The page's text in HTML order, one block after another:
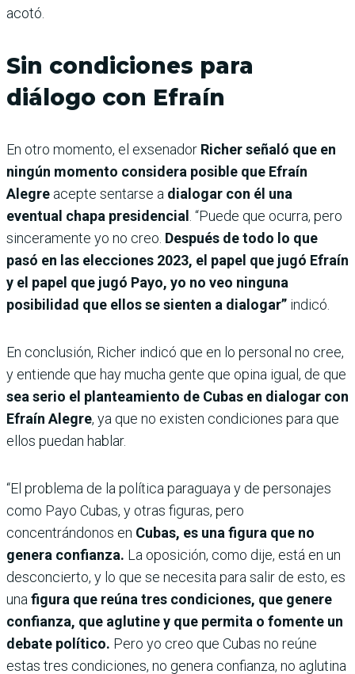
acotó.
Sin condiciones para
diálogo con Efraín
En otro momento, el exsenador Richer señaló que en
ningún momento considera posible que Efraín
Alegre acepte sentarse a dialogar con él una
eventual chapa presidencial . “Puede que ocurra, pero
sinceramente yo no creo. Después de todo lo que
pasó en las elecciones 2023, el papel que jugó Efraín
y el papel que jugó Payo, yo no veo ninguna
posibilidad que ellos se sienten a dialogar” indicó.
En conclusión, Richer indicó que en lo personal no cree,
y entiende que hay mucha gente que opina igual, de que
sea serio el planteamiento de Cubas en dialogar con
Efraín Alegre, ya que no existen condiciones para que
ellos puedan hablar.
“El problema de la política paraguaya y de personajes
como Payo Cubas, y otras figuras, pero
concentrándonos en Cubas, es una figura que no
genera confianza. La oposición, como dije, está en un
desconcierto, y lo que se necesita para salir de esto, es
una figura que reúna tres condiciones, que genere
confianza, que aglutine y que permita o fomente un
debate político. Pero yo creo que Cubas no reúne
estas tres condiciones, no genera confianza, no aglutina